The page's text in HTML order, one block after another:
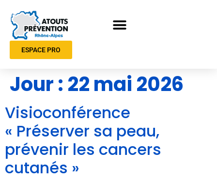
ESPACE PRO
Jour : 22 mai 2026
Visioconférence
« Préserver sa peau,
prévenir les cancers
cutanés »